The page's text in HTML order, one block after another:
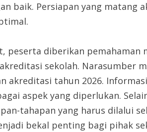
baik. Persiapan yang matang
peserta diberikan pemahaman
sekolah. Narasumber
akreditasi tahun 2026.
aspek yang diperlukan.
tahapan yang harus dilalui
bekal penting bagi pihak